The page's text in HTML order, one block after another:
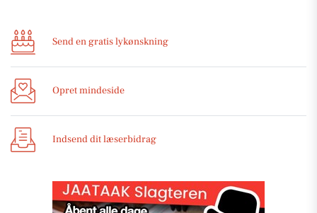
Send en gratis lykønskning
Opret mindeside
Indsend dit læserbidrag